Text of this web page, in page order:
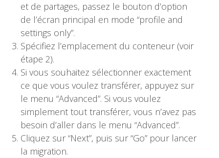
et de partages, passez le bouton d’option
de l’écran principal en mode “profile and
settings only”.
Spécifiez l’emplacement du conteneur (voir
étape 2).
Si vous souhaitez sélectionner exactement
ce que vous voulez transférer, appuyez sur
le menu “Advanced”. Si vous voulez
simplement tout transférer, vous n’avez pas
besoin d’aller dans le menu “Advanced”.
Cliquez sur “Next”, puis sur “Go” pour lancer
la migration.